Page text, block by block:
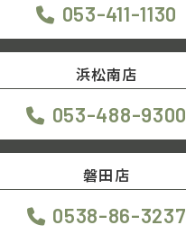
053-411-1130
浜松南店
053-488-9300
磐田店
0538-86-3237